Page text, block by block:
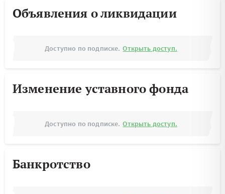
Объявления о ликвидации
Доступно по подписке. Открыть доступ.
Изменение уставного фонда
Доступно по подписке. Открыть доступ.
Банкротство